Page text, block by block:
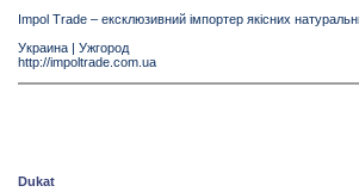
Impol Trade – ексклюзивний імпортер якісних
Украина | Ужгород
http://impoltrade.com.ua
Dukat